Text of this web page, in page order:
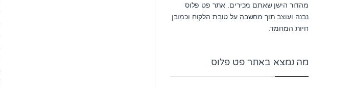
מהדור הישן שאתם מכירים. אתר פט פלוס
נבנה ועוצב תוך מחשבה על טובת הלקוח וכמובן
חיות המחמד.
מה נמצא באתר פט פלוס